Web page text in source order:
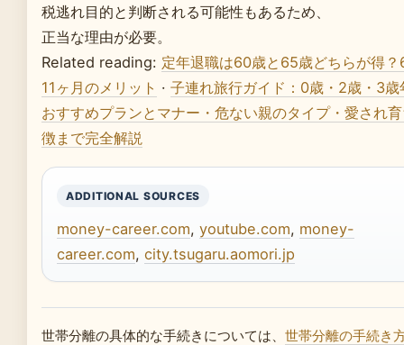
税逃れ目的と判断される可能性もあるため、
正当な理由が必要。
Related reading: 定年退職は60歳と65歳どちらが得
11ヶ月のメリット · 子連れ旅行ガイド：0歳・2歳・3歳
おすすめプランとマナー・危ない親のタイプ・愛され
徴まで完全解説
ADDITIONAL SOURCES
money-career.com, youtube.com, money-
career.com, city.tsugaru.aomori.jp
世帯分離の具体的な手続きについては、 世帯分離の手続き